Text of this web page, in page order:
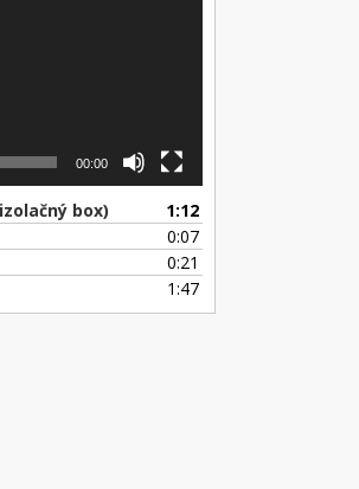
00:00
box)
1:12
0:07
0:21
1:47